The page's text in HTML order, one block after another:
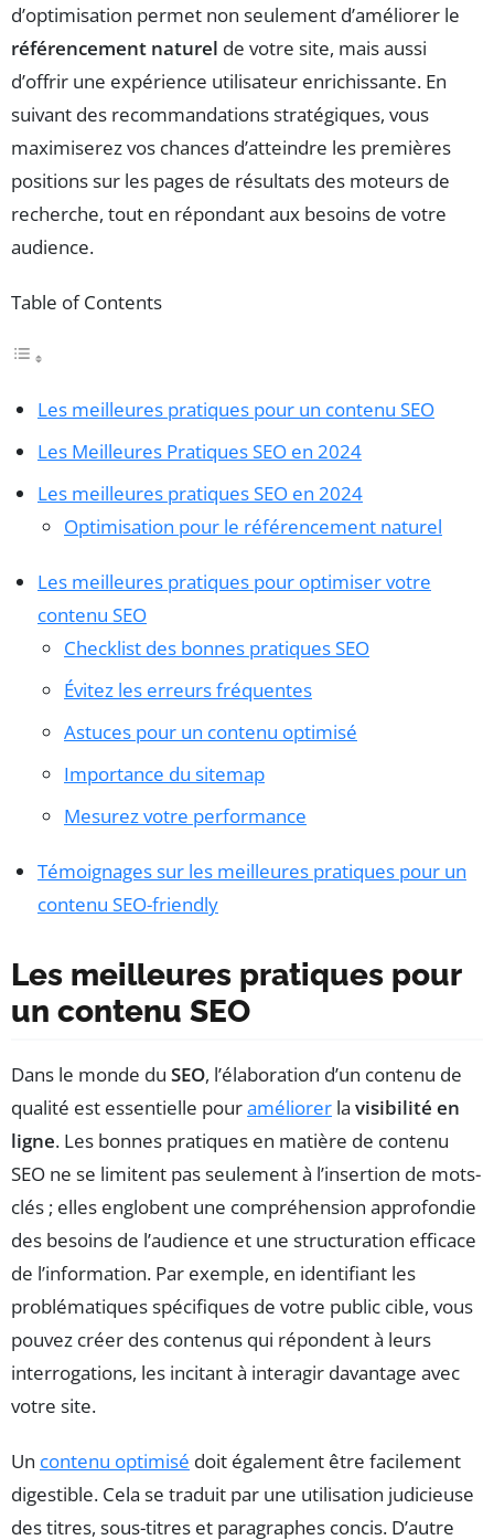
d’optimisation permet non seulement d’améliorer le
référencement naturel de votre site, mais aussi
d’offrir une expérience utilisateur enrichissante. En
suivant des recommandations stratégiques, vous
maximiserez vos chances d’atteindre les premières
positions sur les pages de résultats des moteurs de
recherche, tout en répondant aux besoins de votre
audience.
Table of Contents
Les meilleures pratiques pour un contenu SEO
Les Meilleures Pratiques SEO en 2024
Les meilleures pratiques SEO en 2024
Optimisation pour le référencement naturel
Les meilleures pratiques pour optimiser votre
contenu SEO
Checklist des bonnes pratiques SEO
Évitez les erreurs fréquentes
Astuces pour un contenu optimisé
Importance du sitemap
Mesurez votre performance
Témoignages sur les meilleures pratiques pour un
contenu SEO-friendly
Les meilleures pratiques pour
un contenu SEO
Dans le monde du SEO, l’élaboration d’un contenu de
qualité est essentielle pouraméliorer la visibilité en
ligne. Les bonnes pratiques en matière de contenu
SEO ne se limitent pas seulement à l’insertion de mots-
clés ; elles englobent une compréhension approfondie
des besoins de l’audience et une structuration efficace
de l’information. Par exemple, en identifiant les
problématiques spécifiques de votre public cible, vous
pouvez créer des contenus qui répondent à leurs
interrogations, les incitant à interagir davantage avec
votre site.
Un contenu optimisé doit également être facilement
digestible. Cela se traduit par une utilisation judicieuse
des titres, sous-titres et paragraphes concis. D’autre